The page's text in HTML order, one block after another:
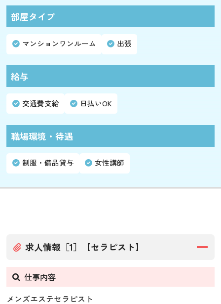
部屋タイプ
マンションワンルーム 出張
給与
交通費支給 日払いOK
職場環境・待遇
制服・備品貸与 女性講師
求人情報［1］【セラピスト】
仕事内容
メンズエステセラピスト